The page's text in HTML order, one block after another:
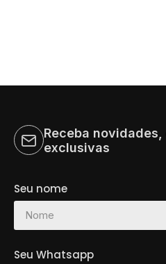
Receba
exclusivas
Seu nome
Seu Whatsapp